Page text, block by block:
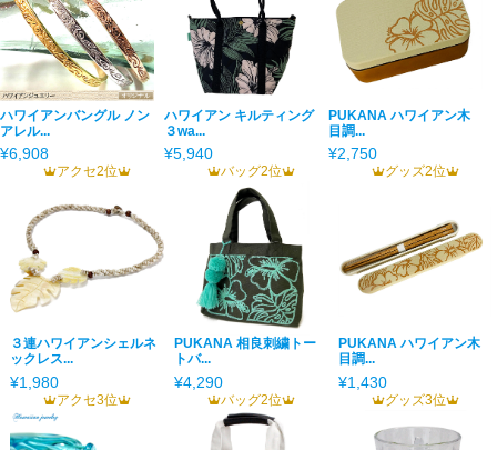
ハワイアンバングル ノン
アレル...
¥6,908
ハワイアン キルティング
３wa...
¥5,940
PUKANA ハワイアン木
目調...
¥2,750
アクセ2位
３連ハワイアンシェルネ
ックレス...
¥1,980
バッグ2位
PUKANA 相良刺繍トー
トバ...
¥4,290
グッズ2位
PUKANA ハワイアン木
目調...
¥1,430
アクセ3位 バッグ2位 グッズ3位